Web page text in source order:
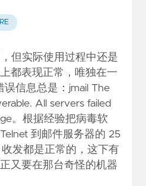
但实际使用过程中还是
都表现正常，唯独在一
误信息总是：jmail The
All servers failed
。根据经验把病毒软
到邮件服务器的 25
发都是正常的，这下有
又要在那台奇怪的机器